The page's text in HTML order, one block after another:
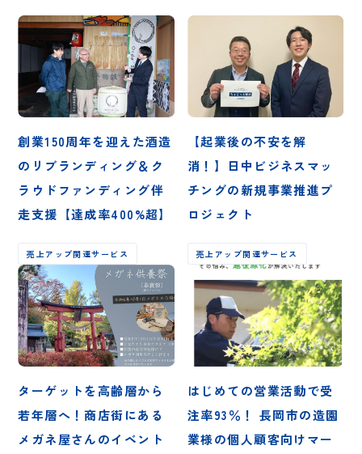
創業150周年を迎えた酒造
のリブランディング＆ク
ラウドファンディング伴
走支援【達成率400%超】
売上アップ関連サービス
【起業後の不安を解
消！】日中ビジネスマッ
チングの新規事業推進プ
ロジェクト
売上アップ関連サービス
ターゲットを高齢層から
若年層へ！商店街にある
メガネ屋さんのイベント
はじめての営業活動で受
注率93％！ 長岡市の造園
業様の個人顧客向けマー